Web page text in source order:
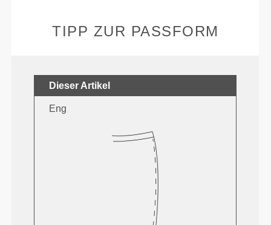
TIPP ZUR PASSFORM
Dieser Artikel
Eng